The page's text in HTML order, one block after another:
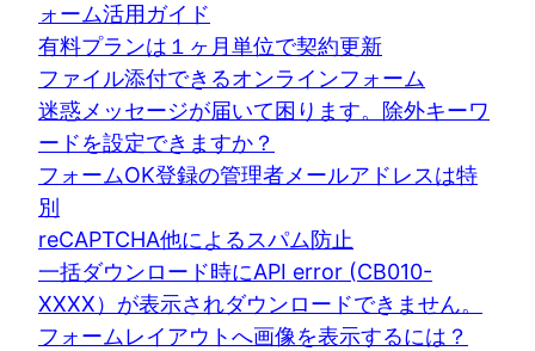
ォーム活用ガイド
有料プランは１ヶ月単位で契約更新
ファイル添付できるオンラインフォーム
迷惑メッセージが届いて困ります。除外キーワ
ードを設定できますか？
フォームOK登録の管理者メールアドレスは特
別
reCAPTCHA他によるスパム防止
一括ダウンロード時にAPI error (CB010-
XXXX）が表示されダウンロードできません。
フォームレイアウトへ画像を表示するには？